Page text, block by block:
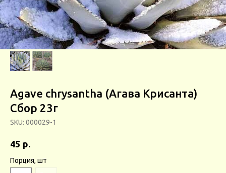
Agave chrysantha (Агава Крисанта)
Сбор 23г
SKU: 000029-1
45 р.
Порция, шт